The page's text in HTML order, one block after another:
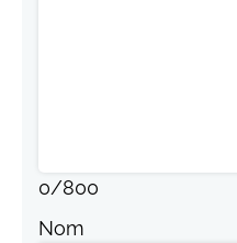
0/800
Nom